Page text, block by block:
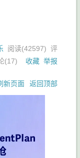
阅读(42597) 评
(17) 收藏 举报
新页面 返回顶部